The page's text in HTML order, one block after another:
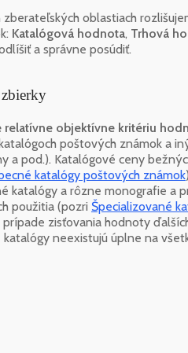
oblastiach
Katalógová hodnota, Trhová
a správne posúdiť.
relatívne objektívne kritériu
poštových známok a
a pod.). Katalógové ceny
katalógy poštových známok
katalógy a rôzne monografie a
použitia (pozri Špecializované
prípade zisťovania hodnoty
neexistujú úplne na